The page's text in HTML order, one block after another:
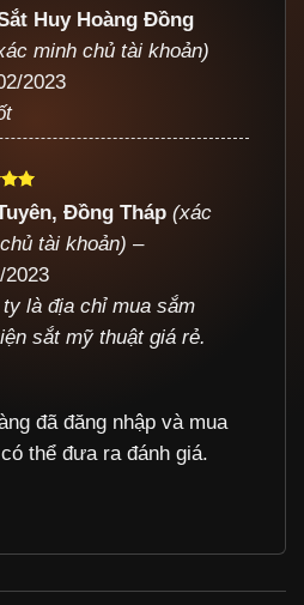
Huy Hoàng Đồng
minh chủ tài khoản)
2023
5
Đồng Tháp(xác
tài khoản) –
2023
ty là địa chỉ mua sắm
sắt mỹ thuật giá rẻ.
đã đăng nhập và mua
thể đưa ra đánh giá.